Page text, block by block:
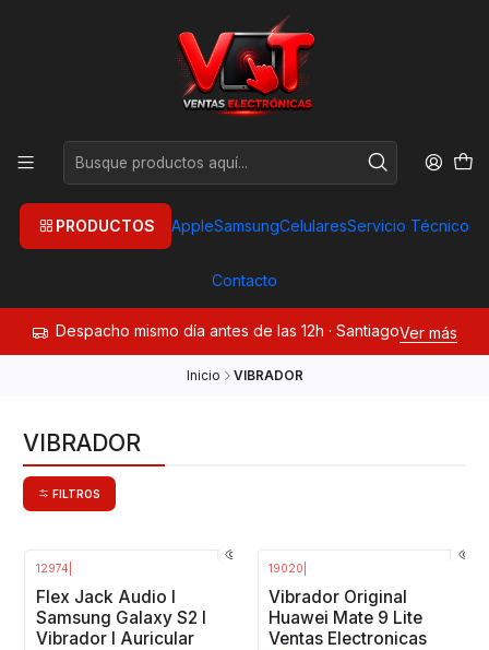
PRODUCTOS AppleSamsungCelularesServicio Técnico
Contacto
Despacho mismo día antes de las 12h · SantiagoVer más
Inicio VIBRADOR
VIBRADOR
FILTROS
12974
Flex Jack Audio I
Samsung Galaxy S2 I
Vibrador I Auricular
19020
Vibrador Original
Huawei Mate 9 Lite
Ventas Electronicas